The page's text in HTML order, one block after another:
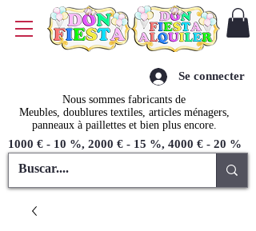
Nous sommes fabricants de
Meubles, doublures textiles, articles ménagers,
panneaux à paillettes et bien plus encore.
1000 € - 10 %, 2000 € - 15 %, 4000 € - 20 %
Se connecter